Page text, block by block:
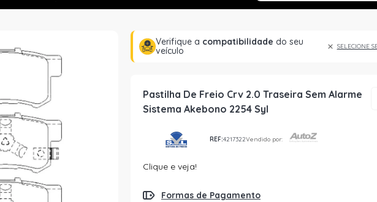
Verifique a compatibilidade do seu
veículo
SELECIONE
Pastilha De Freio Crv 2.0 Traseira Sem Alarme
Sistema Akebono 2254 Syl
REF:4217322Vendido por:
Clique e veja!
Formas de Pagamento